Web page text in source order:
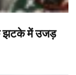
में उजड़